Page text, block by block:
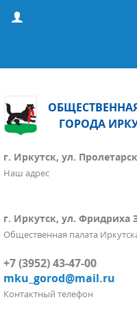
ГОРОДА
г. Иркутск, ул.
Наш адрес
г. Иркутск, ул. Фридриха
Общественная палата
+7 (3952) 43-47-00
mku_gorod@mail.ru
Контактный телефон